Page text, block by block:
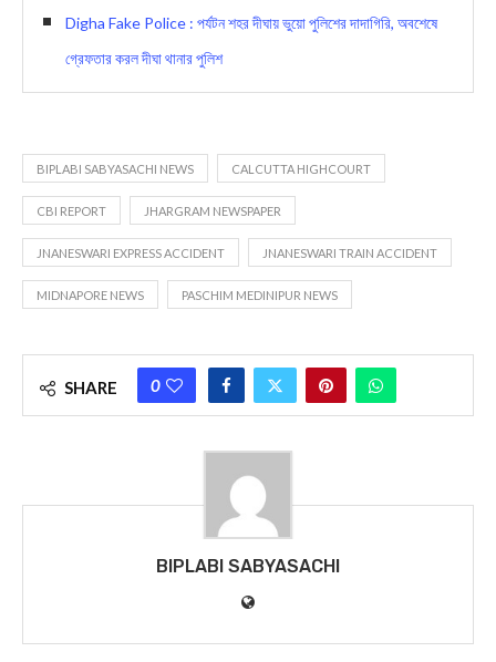
Digha Fake Police : পর্যটন শহর দীঘায় ভুয়ো পুলিশের দাদাগিরি, অবশেষে
গ্রেফতার করল দীঘা থানার পুলিশ
BIPLABI SABYASACHI NEWS CALCUTTA HIGHCOURT
CBI REPORT JHARGRAM NEWSPAPER
JNANESWARI EXPRESS ACCIDENT JNANESWARI TRAIN ACCIDENT
MIDNAPORE NEWS PASCHIM MEDINIPUR NEWS
SHARE 0
BIPLABI SABYASACHI